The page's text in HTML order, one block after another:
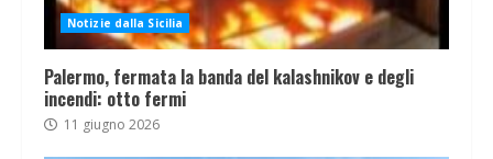
Notizie dalla Sicilia
Palermo, fermata la banda del kalashnikov e degli
incendi: otto fermi
11 giugno 2026